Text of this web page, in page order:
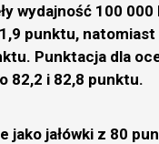
wydajność 100
punktu, natomiast
Punktacja dla
82,2 i 82,8 punktu.
jako jałówki z 80